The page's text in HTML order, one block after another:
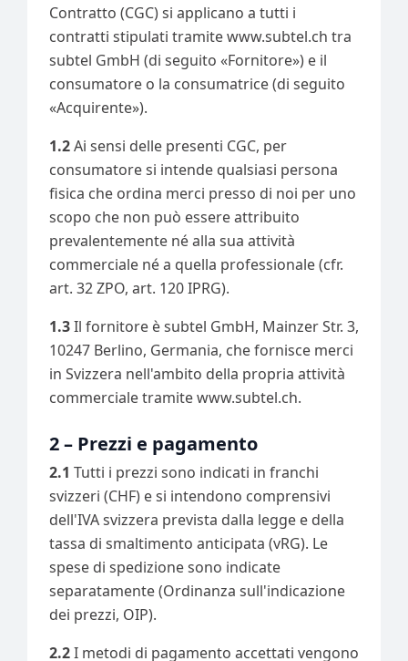
Contratto (CGC) si applicano a tutti i
contratti stipulati tramite www.subtel.ch tra
subtel GmbH (di seguito «Fornitore») e il
consumatore o la consumatrice (di seguito
«Acquirente»).
1.2Ai sensi delle presenti CGC, per
consumatore si intende qualsiasi persona
fisica che ordina merci presso di noi per uno
scopo che non può essere attribuito
prevalentemente né alla sua attività
commerciale né a quella professionale (cfr.
art. 32 ZPO, art. 120 IPRG).
1.3Il fornitore è subtel GmbH, Mainzer Str. 3,
10247 Berlino, Germania, che fornisce merci
in Svizzera nell'ambito della propria attività
commerciale tramite www.subtel.ch.
2 – Prezzi e pagamento
2.1 Tutti i prezzi sono indicati in franchi
svizzeri (CHF) e si intendono comprensivi
dell'IVA svizzera prevista dalla legge e della
tassa di smaltimento anticipata (vRG). Le
spese di spedizione sono indicate
separatamente (Ordinanza sull'indicazione
dei prezzi, OIP).
2.2I metodi di pagamento accettati vengono